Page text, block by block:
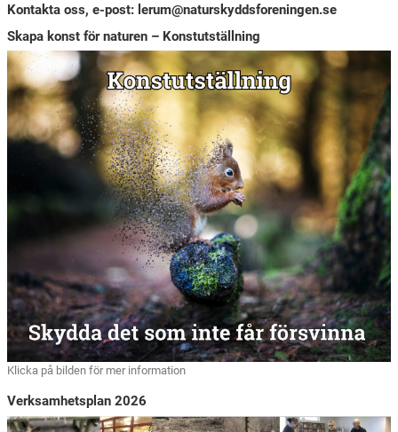
Kontakta oss, e-post: lerum@naturskyddsforeningen.se
Skapa konst för naturen – Konstutställning
Klicka på bilden för mer information
Verksamhetsplan 2026